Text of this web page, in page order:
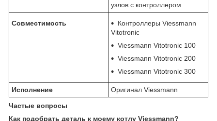
узлов с контроллером
Совместимость
Контроллеры Viessmann
Vitotronic
Viessmann Vitotronic 100
Viessmann Vitotronic 200
Viessmann Vitotronic 300
Исполнение Оригинал Viessmann
Частые вопросы
Как подобрать деталь к моему котлу Viessmann?